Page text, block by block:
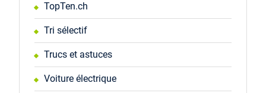
TopTen.ch
Tri sélectif
Trucs et astuces
Voiture électrique